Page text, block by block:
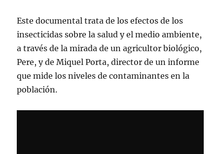
Este documental trata de los efectos de los
insecticidas sobre la salud y el medio ambiente,
a través de la mirada de un agricultor biológico,
Pere, y de Miquel Porta, director de un informe
que mide los niveles de contaminantes en la
población.